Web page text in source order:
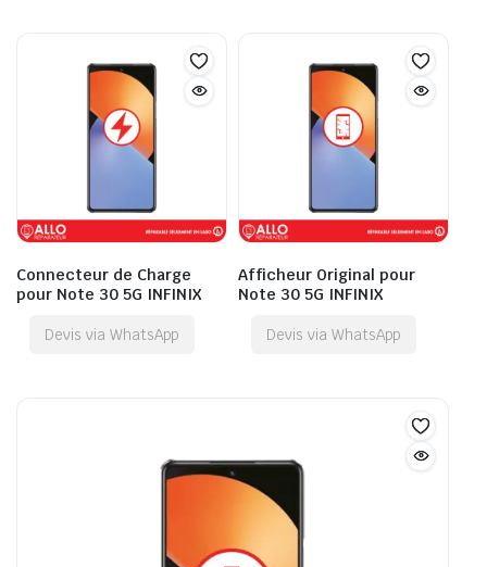
Connecteur de Charge
pour Note 30 5G INFINIX
Devis via WhatsApp
Afficheur Original pour
Note 30 5G INFINIX
Devis via WhatsApp